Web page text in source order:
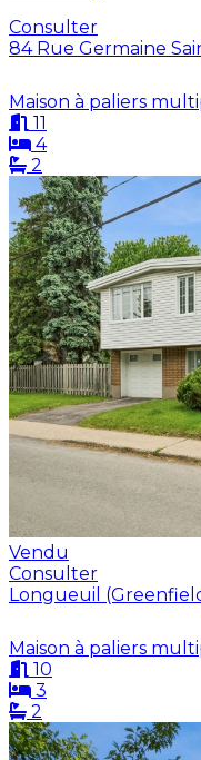
Consulter
84 Rue Germaine
Maison à paliers
11
4
2
Vendu
Consulter
Longueuil
Maison à paliers
10
3
2